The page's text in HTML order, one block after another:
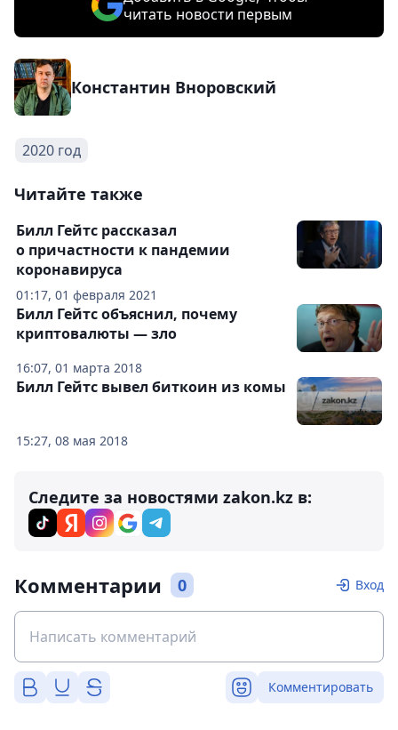
читать новости первым
Константин Вноровский
2020 год
Читайте также
01:17, 01 февраля 2021
Билл Гейтс рассказал
о причастности к пандемии
коронавируса
16:07, 01 марта 2018
Билл Гейтс объяснил, почему
криптовалюты — зло
15:27, 08 мая 2018
Билл Гейтс вывел биткоин из комы
Следите за новостями zakon.kz в:
Комментарии 0 Вход
Комментировать